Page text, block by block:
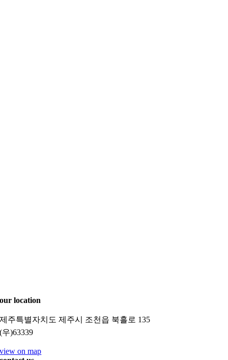
our location
제주특별자치도 제주시 조천읍 북흘로 135
(우)63339
view on map